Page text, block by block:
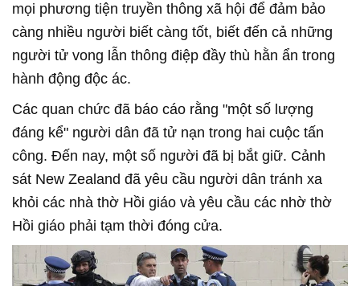
mọi phương tiện truyền thông xã hội để đảm bảo
càng nhiều người biết càng tốt, biết đến cả những
người tử vong lẫn thông điệp đầy thù hằn ẩn trong
hành động độc ác.
Các quan chức đã báo cáo rằng "một số lượng
đáng kể" người dân đã tử nạn trong hai cuộc tấn
công. Đến nay, một số người đã bị bắt giữ. Cảnh
sát New Zealand đã yêu cầu người dân tránh xa
khỏi các nhà thờ Hồi giáo và yêu cầu các nhờ thờ
Hồi giáo phải tạm thời đóng cửa.